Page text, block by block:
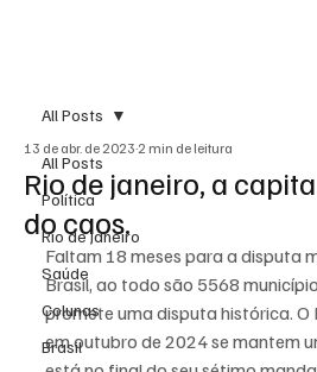
All Posts
Política
Rio de Janeiro
Saúde
Colunas
Brasil
All Posts
Rio de janeiro, a
do caos.
13 de abr. de 2023 2 min de leitura
Faltam 18 meses para a disputa
Brasil, ao todo são 5568
promete uma disputa histórica. O
em outubro de 2024 se mantem